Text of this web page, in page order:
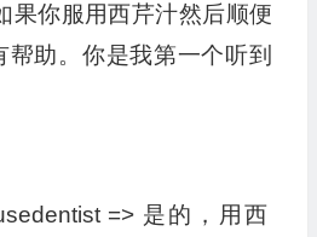
果你服用西芹汁然后顺便
帮助。你是我第一个听到
=> 是的，用西